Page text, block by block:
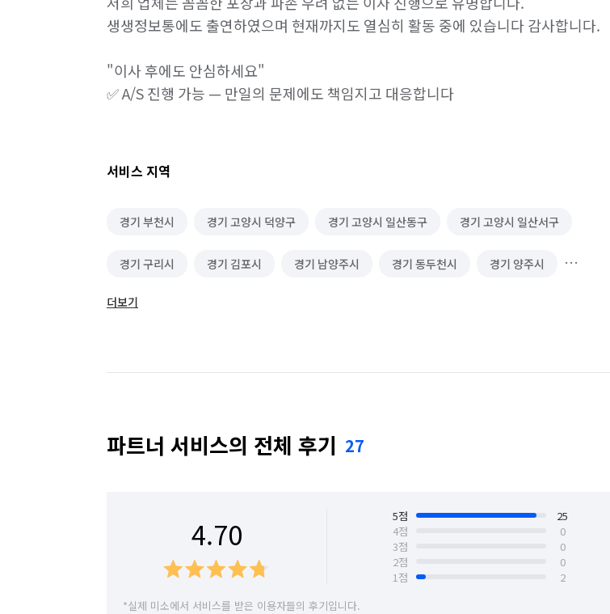
생생정보통에도 출연하였으며 현재까지도 열심히 활동 중에 있습니다 감사합니다.
"이사 후에도 안심하세요"
✅ A/S 진행 가능 — 만일의 문제에도 책임지고 대응합니다
서비스 지역
경기 부천시 경기 고양시 덕양구 경기 고양시 일산동구 경기 고양시 일산서구
경기 구리시 경기 김포시 경기 남양주시 경기 동두천시 경기 양주시
경기 양평군
서울 도봉구 서울 동대문구 서울 동작구
서울 종로구 서울 중구
서울 중랑구 경기 부천시 소사구 경기 부천시 원미구
더보기
파트너 서비스의 전체 후기 27
4.70 5점
25
4점
0
3점
0
2점
0
1점
2
*실제 미소에서 서비스를 받은 이용자들의 후기입니다.